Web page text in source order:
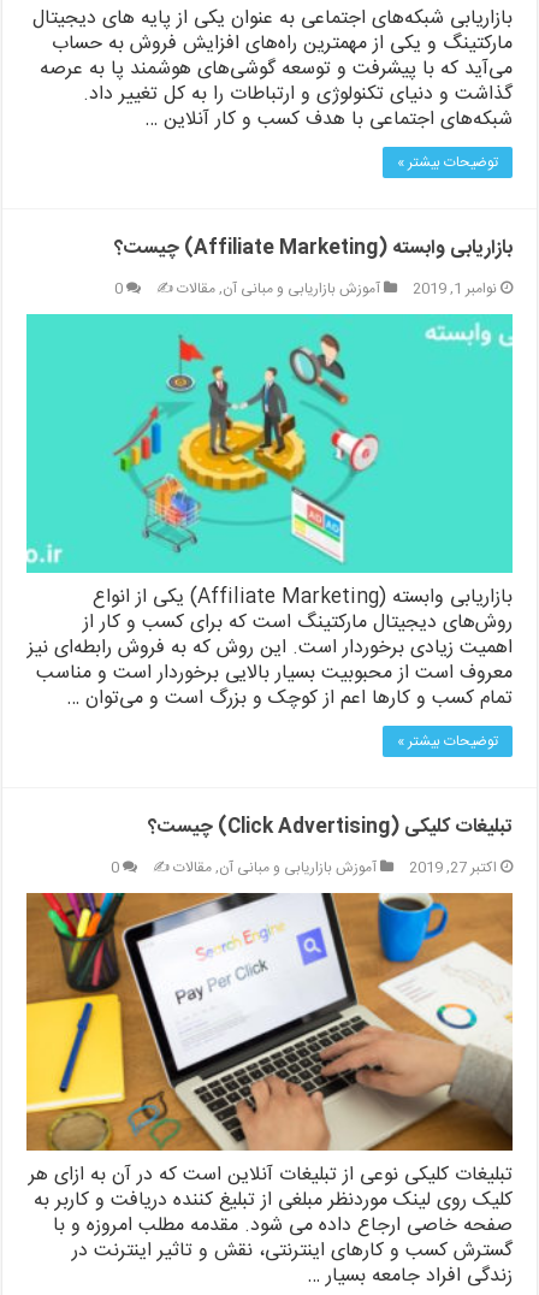
بازاریابی شبکه‌های اجتماعی به عنوان یکی از پایه ‌های دیجیتال
مارکتینگ و یکی از مهمترین راه‌های افزایش فروش به حساب
می‌آید که با پیشرفت و توسعه گوشی‌های هوشمند پا به عرصه
گذاشت و دنیای تکنولوژی و ارتباطات را به کل تغییر داد.
شبکه‌های اجتماعی با هدف کسب و کار آنلاین …
توضیحات بیشتر »
بازاریابی وابسته (Affiliate Marketing) چیست؟
نوامبر 1, 2019 آموزش بازاریابی و مبانی آن,مقالات ✍️ 0
بازاریابی وابسته (Affiliate Marketing) یکی از انواع
روش‌های دیجیتال مارکتینگ است که برای کسب و کار از
اهمیت زیادی برخوردار است. این روش که به فروش رابطه‌ای نیز
معروف است از محبوبیت بسیار بالایی برخوردار است و مناسب
تمام کسب و کارها اعم از کوچک و بزرگ است و می‌توان …
توضیحات بیشتر »
تبلیغات کلیکی (Click Advertising) چیست؟
اکتبر 27, 2019 آموزش بازاریابی و مبانی آن,مقالات ✍️ 0
تبلیغات کلیکی نوعی از تبلیغات آنلاین است که در آن به ازای هر
کلیک روی لینک موردنظر مبلغی از تبلیغ کننده دریافت و کاربر به
صفحه خاصی ارجاع داده می شود. مقدمه مطلب امروزه و با
گسترش کسب‌ و کارهای اینترنتی، نقش و تاثیر اینترنت در
زندگی افراد جامعه بسیار …